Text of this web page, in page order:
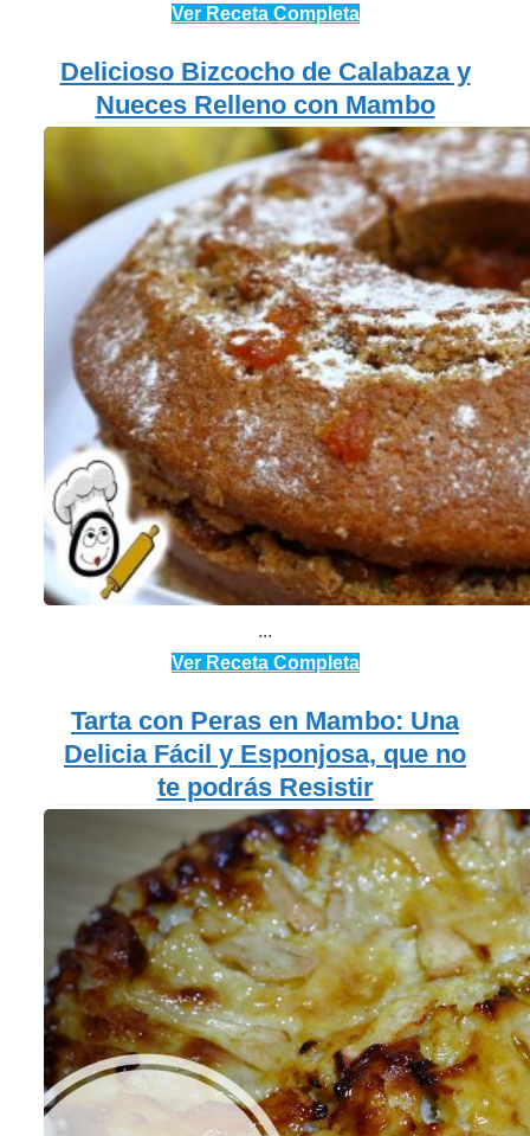
Ver Receta Completa
Delicioso Bizcocho de Calabaza y
Nueces Relleno con Mambo
...
Ver Receta Completa
Tarta con Peras en Mambo: Una
Delicia Fácil y Esponjosa, que no
te podrás Resistir